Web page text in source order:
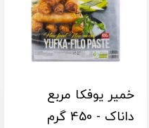
خمیر یوفکا مربع
داناک - 450 گرم